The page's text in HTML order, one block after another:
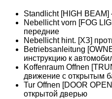
Standlicht [HIGH
Nebellicht vorn [FOG
передние
Nebellicht hint. [ХЗ]
Betriebsanleitung
инструкцию к
Koffenraum Offnen
движение с открытым
Tur Offnen [DOOR
открытой дверью